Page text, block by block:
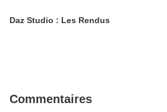
Daz Studio : Les Rendus
Commentaires